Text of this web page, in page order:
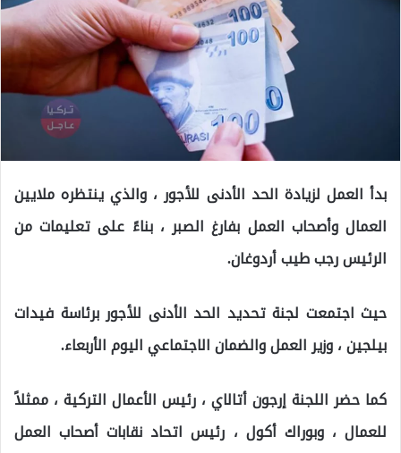
بدأ العمل لزيادة الحد الأدنى للأجور ، والذي ينتظره ملايين
العمال وأصحاب العمل بفارغ الصبر ، بناءً على تعليمات من
الرئيس رجب طيب أردوغان.
حيث اجتمعت لجنة تحديد الحد الأدنى للأجور برئاسة فيدات
بيلجين ، وزير العمل والضمان الاجتماعي اليوم الأربعاء.
كما حضر اللجنة إرجون أتالاي ، رئيس الأعمال التركية ، ممثلاً
للعمال ، وبوراك أكول ، رئيس اتحاد نقابات أصحاب العمل